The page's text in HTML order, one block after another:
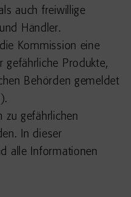
auch freiwillige
Händler.
Kommission eine
gefährliche Produkte,
Behörden gemeldet
zu gefährlichen
In dieser
alle Informationen